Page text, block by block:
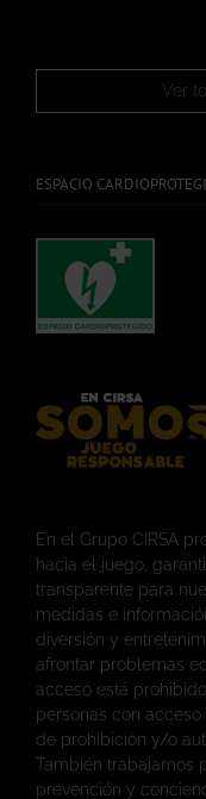
Ver
ESPACIO
En el Grupo CIRSA
hacia el juego,
transparente para
medidas e
diversión y
afrontar problemas
acceso está
personas con
de prohibición y/o
También trabajamos
prevención y